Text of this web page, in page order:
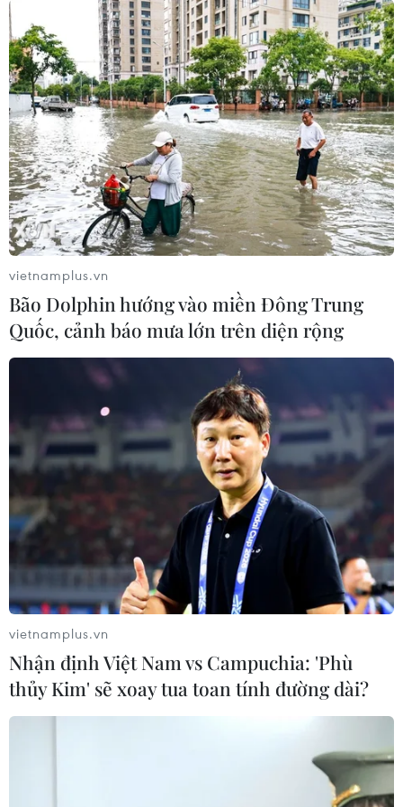
vietnamplus.vn
Bão Dolphin hướng vào miền Đông Trung
Quốc, cảnh báo mưa lớn trên diện rộng
vietnamplus.vn
Nhận định Việt Nam vs Campuchia: 'Phù
thủy Kim' sẽ xoay tua toan tính đường dài?